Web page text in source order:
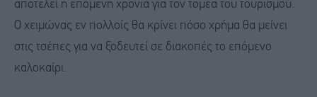
αποτελεί η επόμενη χρονιά για τον τομέα του τουρισμού.
Ο χειμώνας εν πολλοίς θα κρίνει πόσο χρήμα θα μείνει
στις τσέπες για να ξοδευτεί σε διακοπές το επόμενο
καλοκαίρι.